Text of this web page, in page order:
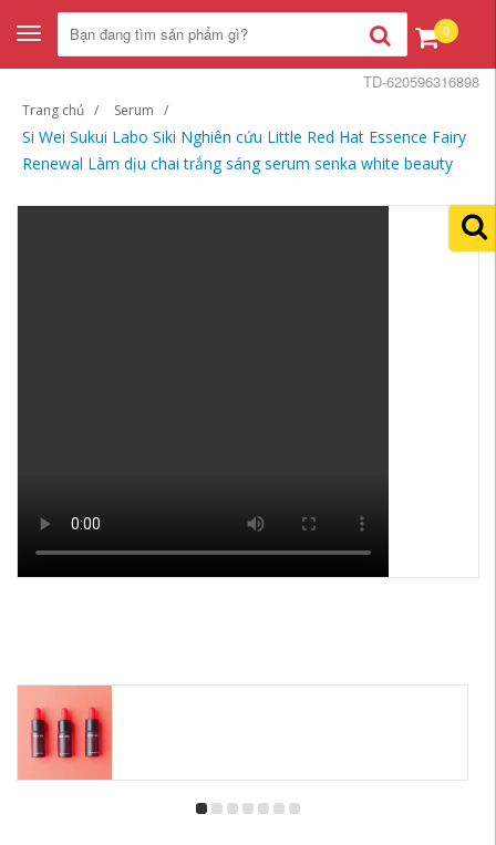
Toggle
navigation
0
Trang chủ Serum
Si Wei Sukui Labo Siki Nghiên cứu Little Red Hat Essence Fairy
Renewal Làm dịu chai trắng sáng serum senka white beauty
TD-620596316898